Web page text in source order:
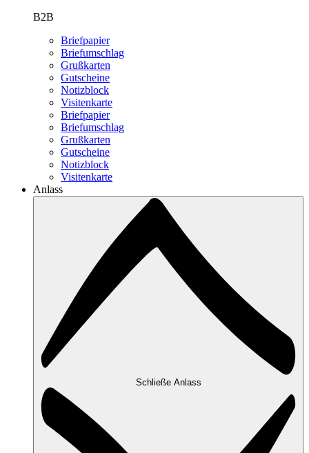
B2B
Briefpapier
Briefumschlag
Grußkarten
Gutscheine
Notizblock
Visitenkarte
Briefpapier
Briefumschlag
Grußkarten
Gutscheine
Notizblock
Visitenkarte
Anlass
Schließe Anlass